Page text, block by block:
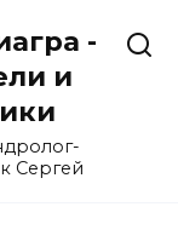
-
и
Сергей